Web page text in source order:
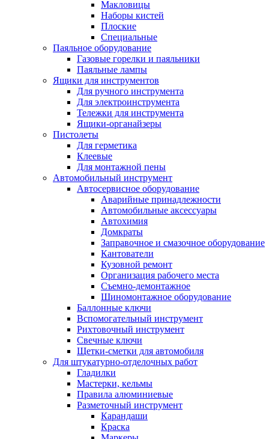
Макловицы
Наборы кистей
Плоские
Специальные
Паяльное оборудование
Газовые горелки и паяльники
Паяльные лампы
Ящики для инструментов
Для ручного инструмента
Для электроинструмента
Тележки для инструмента
Ящики-органайзеры
Пистолеты
Для герметика
Клеевые
Для монтажной пены
Автомобильный инструмент
Автосервисное оборудование
Аварийные принадлежности
Автомобильные аксессуары
Автохимия
Домкраты
Заправочное и смазочное оборудование
Кантователи
Кузовной ремонт
Организация рабочего места
Съемно-демонтажное
Шиномонтажное оборудование
Баллонные ключи
Вспомогательный инструмент
Рихтовочный инструмент
Свечные ключи
Щетки-сметки для автомобиля
Для штукатурно-отделочных работ
Гладилки
Мастерки, кельмы
Правила алюминиевые
Разметочный инструмент
Карандаши
Краска